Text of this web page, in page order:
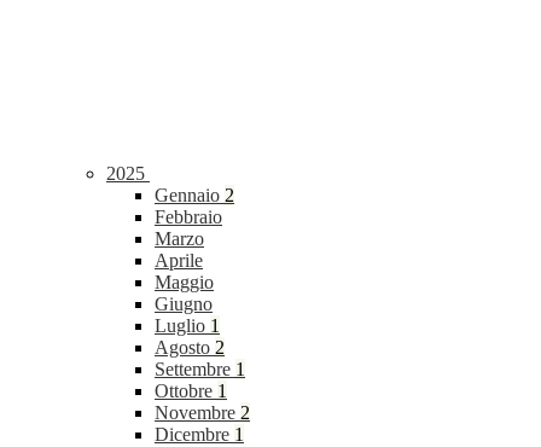
2025
Gennaio 2
Febbraio
Marzo
Aprile
Maggio
Giugno
Luglio 1
Agosto 2
Settembre 1
Ottobre 1
Novembre 2
Dicembre 1